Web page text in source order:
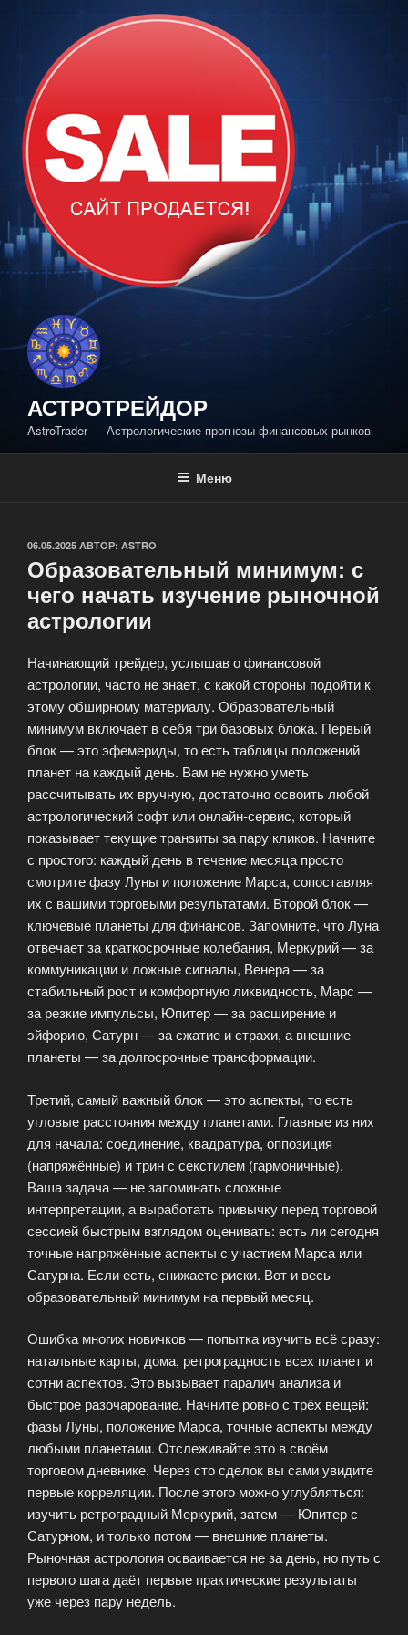
содержимому
АСТРОТРЕЙДОР
AstroTrader — Астрологические прогнозы финансовых рынков
Меню
ОПУБЛИКОВАНО
06.05.2025 АВТОР: ASTRO
Образовательный минимум: с
чего начать изучение рыночной
астрологии
Начинающий трейдер, услышав о финансовой
астрологии, часто не знает, с какой стороны подойти к
этому обширному материалу. Образовательный
минимум включает в себя три базовых блока. Первый
блок — это эфемериды, то есть таблицы положений
планет на каждый день. Вам не нужно уметь
рассчитывать их вручную, достаточно освоить любой
астрологический софт или онлайн-сервис, который
показывает текущие транзиты за пару кликов. Начните
с простого: каждый день в течение месяца просто
смотрите фазу Луны и положение Марса, сопоставляя
их с вашими торговыми результатами. Второй блок —
ключевые планеты для финансов. Запомните, что Луна
отвечает за краткосрочные колебания, Меркурий — за
коммуникации и ложные сигналы, Венера — за
стабильный рост и комфортную ликвидность, Марс —
за резкие импульсы, Юпитер — за расширение и
эйфорию, Сатурн — за сжатие и страхи, а внешние
планеты — за долгосрочные трансформации.
Третий, самый важный блок — это аспекты, то есть
угловые расстояния между планетами. Главные из них
для начала: соединение, квадратура, оппозиция
(напряжённые) и трин с секстилем (гармоничные).
Ваша задача — не запоминать сложные
интерпретации, а выработать привычку перед торговой
сессией быстрым взглядом оценивать: есть ли сегодня
точные напряжённые аспекты с участием Марса или
Сатурна. Если есть, снижаете риски. Вот и весь
образовательный минимум на первый месяц.
Ошибка многих новичков — попытка изучить всё сразу:
натальные карты, дома, ретроградность всех планет и
сотни аспектов. Это вызывает паралич анализа и
быстрое разочарование. Начните ровно с трёх вещей:
фазы Луны, положение Марса, точные аспекты между
любыми планетами. Отслеживайте это в своём
торговом дневнике. Через сто сделок вы сами увидите
первые корреляции. После этого можно углубляться:
изучить ретроградный Меркурий, затем — Юпитер с
Сатурном, и только потом — внешние планеты.
Рыночная астрология осваивается не за день, но путь с
первого шага даёт первые практические результаты
уже через пару недель.